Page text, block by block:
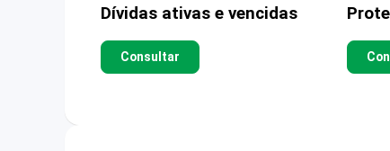
Dívidas ativas e vencidas
Consultar